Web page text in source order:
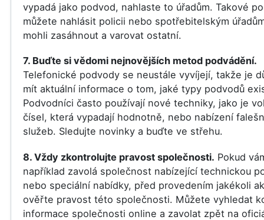
vypadá jako podvod, nahlaste to úřadům. Takové
můžete nahlásit policii nebo spotřebitelským
mohli zasáhnout a varovat ostatní.
7. Buďte si vědomi nejnovějších metod podvádění.
Telefonické podvody se neustále vyvíjejí, takže je
mít aktuální informace o tom, jaké typy podvodů
Podvodníci často používají nové techniky, jako je
čísel, která vypadají hodnotně, nebo nabízení
služeb. Sledujte novinky a buďte ve střehu.
8. Vždy zkontrolujte pravost společnosti. Pokud
například zavolá společnost nabízející technickou
nebo speciální nabídky, před provedením jakékoli
ověřte pravost této společnosti. Můžete vyhledat
informace společnosti online a zavolat zpět na